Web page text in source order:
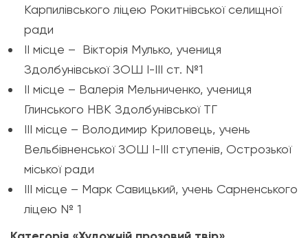
Карпилівського ліцею Рокитнівської селищної
ради
ІІ місце – Вікторія Мулько, учениця
Здолбунівської ЗОШ І-ІІІ ст. №1
ІІ місце – Валерія Мельниченко, учениця
Глинського НВК Здолбунівської ТГ
ІІІ місце – Володимир Криловець, учень
Вельбівненської ЗОШ І-ІІІ ступенів, Острозької
міської ради
ІІІ місце – Марк Савицький, учень Сарненського
ліцею № 1